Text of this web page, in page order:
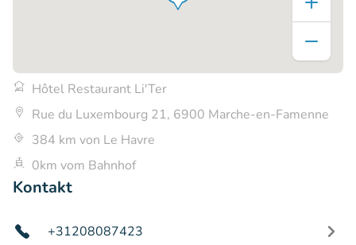
Hôtel Restaurant Li'Ter
Rue du Luxembourg 21, 6900 Marche-en-Famenne
384 km von Le Havre
0km vom Bahnhof
Kontakt
+31208087423